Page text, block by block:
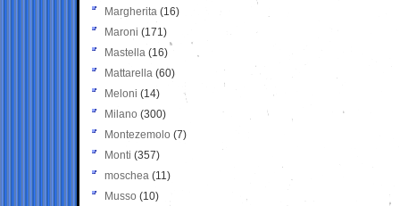
Margherita (16)
Maroni (171)
Mastella (16)
Mattarella (60)
Meloni (14)
Milano (300)
Montezemolo (7)
Monti (357)
moschea (11)
Musso (10)